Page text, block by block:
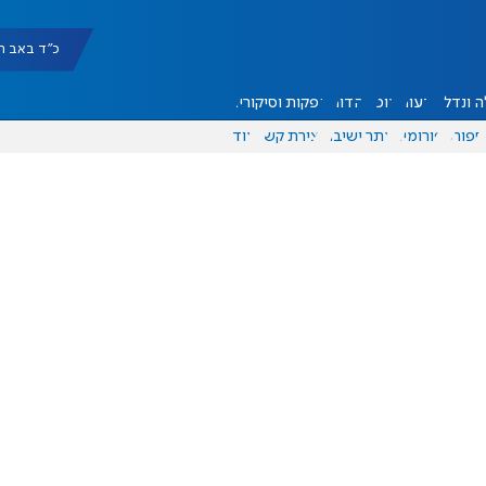
כ"ד באב תשפ"ו
ונדל"ן דעות אוכל יהדות הפקות וסיקורים
ספורט פורומים אתר ישיבה יצירת קשר עוד